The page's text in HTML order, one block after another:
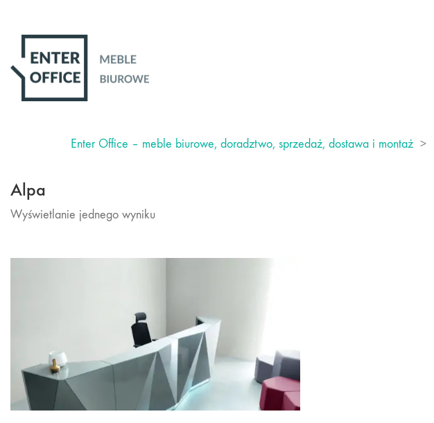
Enter Office – meble biurowe, doradztwo, sprzedaż, dostawa i montaż >
Alpa
Wyświetlanie jednego wyniku